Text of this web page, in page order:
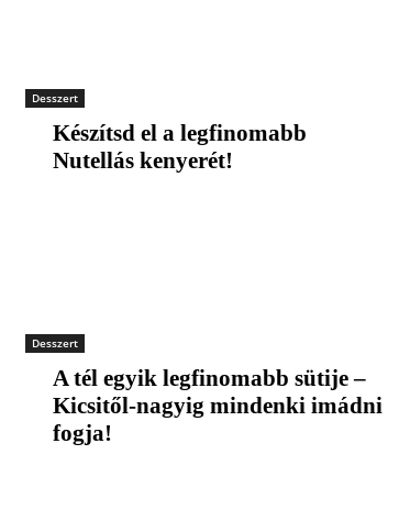
Desszert
Készítsd el a legfinomabb
Nutellás kenyerét!
Desszert
A tél egyik legfinomabb sütije –
Kicsitől-nagyig mindenki imádni
fogja!